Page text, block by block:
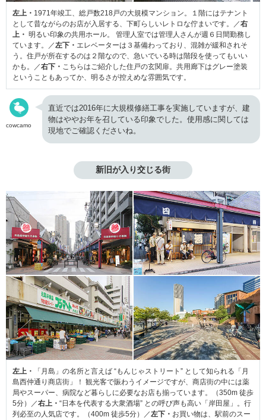
左上・ 1971年竣工、総戸数218戸の大規模マンション。１階にはテナント
として昔ながらのお店が入居する、下町らしいレトロな佇まいです。／右
上・ 明るい印象の共用ホール。 管理人室では管理人さんが週６日間勤務し
ています。／左下・ エレベーターは３基備わっており、混雑が緩和されそ
う。住戸が所在するのは２階なので、急いでいる時は階段を使ってもいい
かも。／右下・ こちらはご紹介した住戸の玄関扉。共用廊下はグレー塗装
ということもあってか、明るさが控えめな雰囲気です。
cowcamo
直近では2016年に大規模修繕工事を実施していますが、建
物はややお年を召している印象でした。使用感に関しては
現地でご確認くださいね。
新旧が入り交じる街
左上・
「月島」の名所と言えば “もんじゃストリート” として知られる「月
島西仲通り商店街」！ 観光客で賑わうイメージですが、商店街の中には薬
局やスーパー、病院など暮らしに必要なお店も揃っています。（350m 徒歩
5分）／右上・ “日本を代表する大衆酒場” との呼び声も高い「岸田屋」。行
列必至の人気店です。（400m 徒歩5分）／左下・ お買い物は、駅前のスー